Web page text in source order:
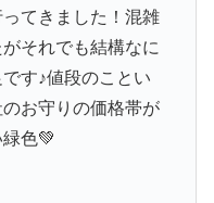
てきました！混雑
それでも結構なに
す♪値段のことい
お守りの価格帯が
色💚